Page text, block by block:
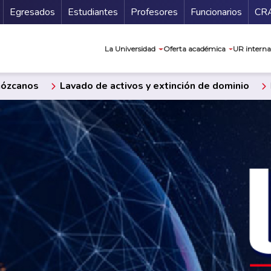
Secundario
Egresados Estudiantes Profesores Funcionarios
La Universidad Oferta académica UR
Lavado de activos y extinción de dominio